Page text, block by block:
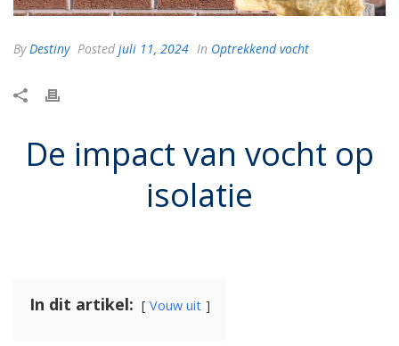
ByDestiny Posted juli 11, 2024 In Optrekkend vocht
De impact van vocht op
isolatie
In dit artikel: Vouw uit